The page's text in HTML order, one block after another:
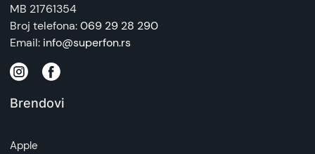
MB 21761354
Broj telefona:069 29 28 290
Email: info@superfon.rs
Brendovi
Apple